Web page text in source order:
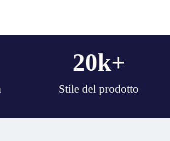
Stile del prodotto
20k+